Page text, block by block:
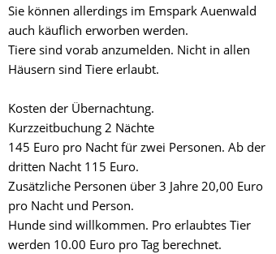
Sie können allerdings im Emspark Auenwald
auch käuflich erworben werden.
Tiere sind vorab anzumelden. Nicht in allen
Häusern sind Tiere erlaubt.
Kosten der Übernachtung.
Kurzzeitbuchung 2 Nächte
145 Euro pro Nacht für zwei Personen. Ab der
dritten Nacht 115 Euro.
Zusätzliche Personen über 3 Jahre 20,00 Euro
pro Nacht und Person.
Hunde sind willkommen. Pro erlaubtes Tier
werden 10.00 Euro pro Tag berechnet.